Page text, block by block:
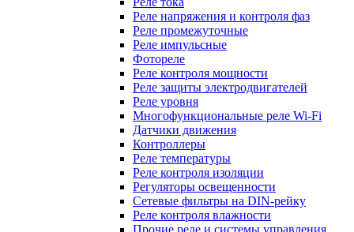
Реле напряжения и контроля фаз
Реле промежуточные
Реле импульсные
Фотореле
Реле контроля мощности
Реле защиты электродвигателей
Реле уровня
Многофункциональные реле Wi-Fi
Датчики движения
Контроллеры
Реле температуры
Реле контроля изоляции
Регуляторы освещенности
Сетевые фильтры на DIN-рейку
Реле контроля влажности
Прочие реле и системы управления